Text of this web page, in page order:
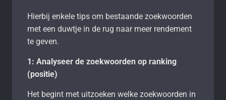
Hierbij enkele tips om bestaande zoekwoorden
met een duwtje in de rug naar meer rendement
te geven.
1: Analyseer de zoekwoorden op ranking
(positie)
Het begint met uitzoeken welke zoekwoorden in